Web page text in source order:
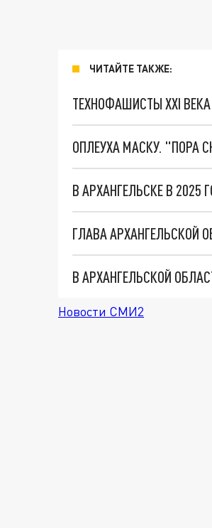
ЧИТАЙТЕ ТАКЖЕ:
ТЕХНОФАШИСТЫ XXI ВЕКА
ОПЛЕУХА МАСКУ. "ПОРА
Новости СМИ2